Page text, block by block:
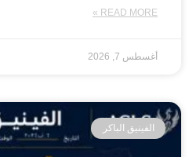
READ MORE »
أغسطس 7, 2026
الفينيق الباكر